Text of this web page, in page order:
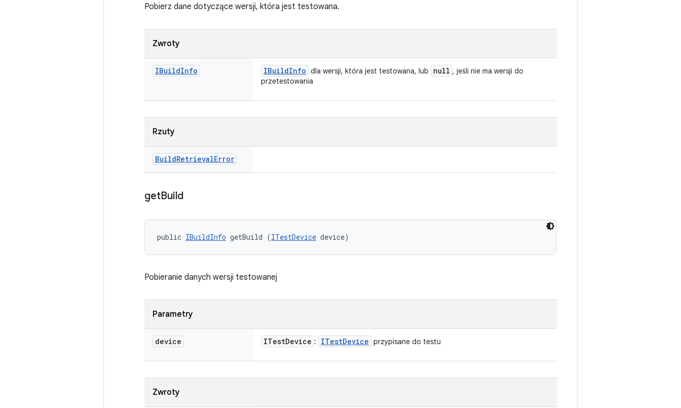
Pobierz dane dotyczące wersji, która jest testowana.
Zwroty
IBuildInfo IBuildInfo dla wersji, która jest testowana, lub null , jeśli nie ma wersji do
przetestowania
Rzuty
BuildRetrievalError
getBuild
public IBuildInfo getBuild (ITestDevice device)
Pobieranie danych wersji testowanej
Parametry
device ITestDevice : ITestDevice przypisane do testu
Zwroty